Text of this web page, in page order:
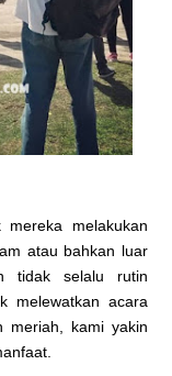
melakukan
atau bahkan luar
tidak selalu rutin
melewatkan acara
meriah, kami yakin